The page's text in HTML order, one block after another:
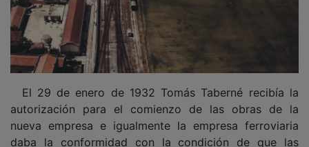
autorización para el comienzo de las obras de la
nueva empresa e igualmente la empresa ferroviaria
daba la conformidad con la condición de que las